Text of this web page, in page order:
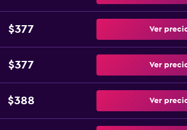
$377 Ver
$377 Ver
$388 Ver